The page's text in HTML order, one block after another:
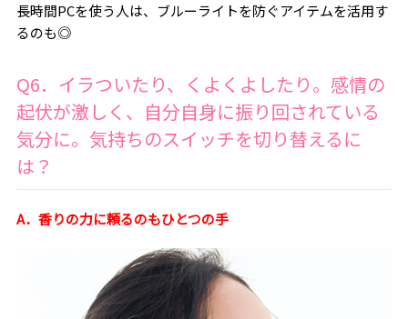
長時間PCを使う人は、ブルーライトを防ぐアイテムを活用す
るのも◎
Q6．イラついたり、くよくよしたり。感情の
起伏が激しく、自分自身に振り回されている
気分に。気持ちのスイッチを切り替えるに
は？
A．香りの力に頼るのもひとつの手